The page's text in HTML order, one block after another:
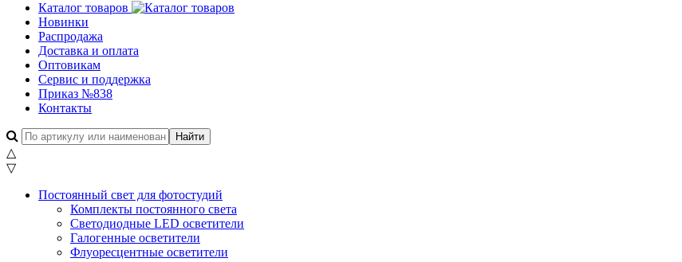
Каталог товаров
Новинки
Распродажа
Доставка и оплата
Оптовикам
Сервис и поддержка
Приказ №838
Контакты
△
▽
Постоянный свет для фотостудий
Комплекты постоянного света
Светодиодные LED осветители
Галогенные осветители
Флуоресцентные осветители